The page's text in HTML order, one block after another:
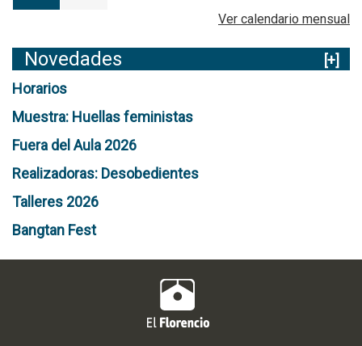
Ver calendario mensual
Novedades
[+]
Horarios
Muestra: Huellas feministas
Fuera del Aula 2026
Realizadoras: Desobedientes
Talleres 2026
Bangtan Fest